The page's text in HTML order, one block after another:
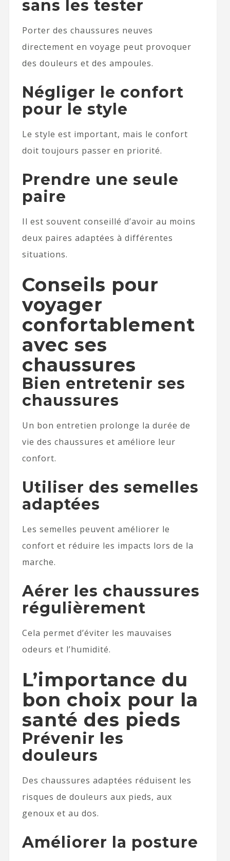
sans les tester
Porter des chaussures neuves
directement en voyage peut provoquer
des douleurs et des ampoules.
Négliger le confort
pour le style
Le style est important, mais le confort
doit toujours passer en priorité.
Prendre une seule
paire
Il est souvent conseillé d’avoir au moins
deux paires adaptées à différentes
situations.
Conseils pour
voyager
confortablement
avec ses
chaussures
Bien entretenir ses
chaussures
Un bon entretien prolonge la durée de
vie des chaussures et améliore leur
confort.
Utiliser des semelles
adaptées
Les semelles peuvent améliorer le
confort et réduire les impacts lors de la
marche.
Aérer les chaussures
régulièrement
Cela permet d’éviter les mauvaises
odeurs et l’humidité.
L’importance du
bon choix pour la
santé des pieds
Prévenir les
douleurs
Des chaussures adaptées réduisent les
risques de douleurs aux pieds, aux
genoux et au dos.
Améliorer la posture